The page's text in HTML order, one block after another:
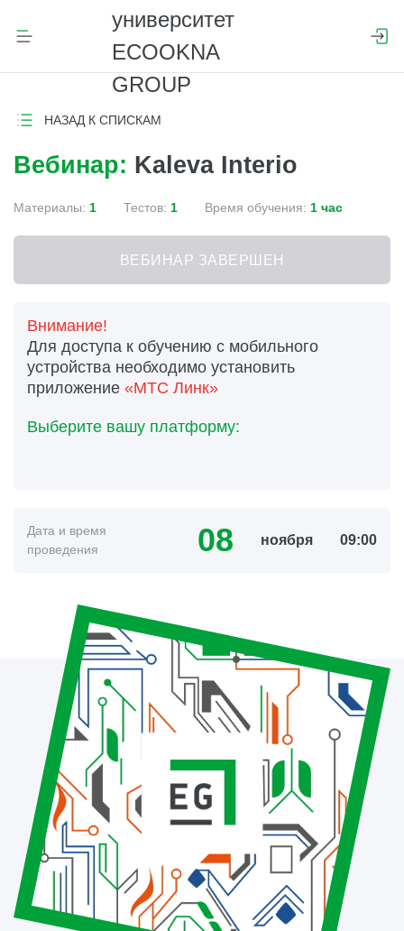
НАЗАД К СПИСКАМ
Вебинар: Kaleva Interio
Материалы: 1 Тестов: 1 Время обучения: 1 час
ВЕБИНАР ЗАВЕРШЕН
Внимание!
Для доступа к обучению с мобильного
устройства необходимо установить
приложение «МТС Линк»
Выберите вашу платформу:
Дата и время
проведения
08 ноября 09:00